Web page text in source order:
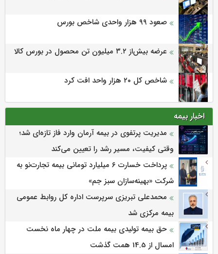
صعود ۹۹ هزار واحدی شاخص بورس
عرضه بیش‌از ۳.۲ میلیون تن محصول در بورس کالا
شاخص کل ۲۰ هزار واحد افت کرد
اخبار بیمه
مدیریت پرتفوی در بیمه آرمان وارد فاز تازه‌ای شد؛
وقتی کیفیت، مسیر رشد را تعیین می‌کند
پرداخت خسارت ۶ میلیارد تومانی بیمه تجارت‌نو به
شرکت «بهینه‌سازان سبز جم»
محمدعلی تبریزی سرپرست اداره كل روابط عمومی
بیمه مركزی شد
حق بیمه تولیدی بیمه ملت در چهار ماه نخست
امسال از 14.5 همت گذشت